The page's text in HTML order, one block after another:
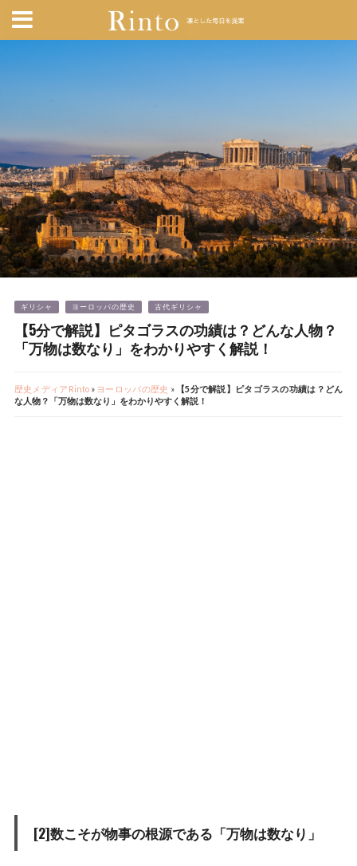
ギリシャ ヨーロッパの歴史 古代ギリシャ
【5分で解説】ピタゴラスの功績は？どんな人物？
「万物は数なり」をわかりやすく解説！
歴史メディアRinto» ヨーロッパの歴史 »
【5分で解説】ピタゴラスの功績は？どん
な人物？「万物は数なり」をわかりやすく解説！
[2]数こそが物事の根源である「万物は数なり」